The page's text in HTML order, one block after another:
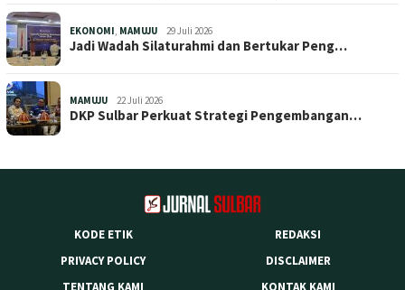
EKONOMI, MAMUJU 29 Juli 2026
Jadi Wadah Silaturahmi dan Bertukar Peng…
MAMUJU 22 Juli 2026
DKP Sulbar Perkuat Strategi Pengembangan…
KODE ETIK
REDAKSI
PRIVACY POLICY
DISCLAIMER
TENTANG KAMI
KONTAK KAMI